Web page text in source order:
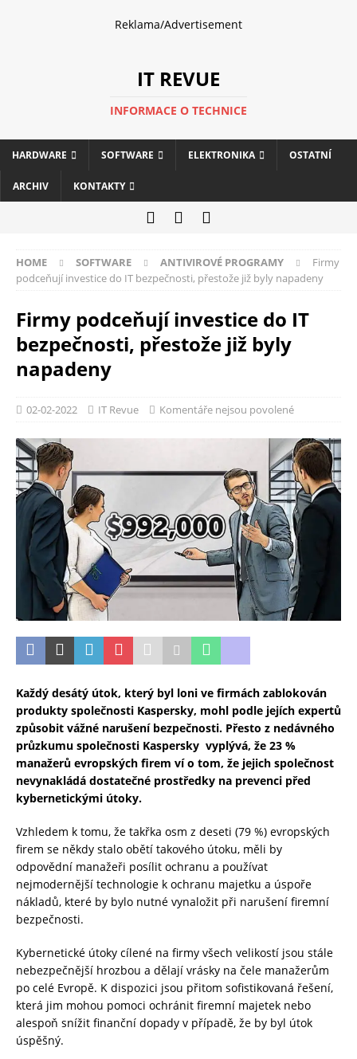
Reklama/Advertisement
IT REVUE
INFORMACE O TECHNICE
HARDWARE SOFTWARE ELEKTRONIKA OSTATNÍ
ARCHIV KONTAKTY
HOME SOFTWARE ANTIVIROVÉ PROGRAMY
Firmy
podceňují investice do IT bezpečnosti, přestože již byly napadeny
Firmy podceňují investice do IT
bezpečnosti, přestože již byly
napadeny
02-02-2022 IT Revue Komentáře nejsou povolené
Každý desátý útok, který byl loni ve firmách zablokován
produkty společnosti Kaspersky, mohl podle jejích expertů
způsobit vážné narušení bezpečnosti. Přesto z nedávného
průzkumu společnosti Kaspersky vyplývá, že 23 %
manažerů evropských firem ví o tom, že jejich společnost
nevynakládá dostatečné prostředky na prevenci před
kybernetickými útoky.
Vzhledem k tomu, že takřka osm z deseti (79 %) evropských
firem se někdy stalo obětí takového útoku, měli by
odpovědní manažeři posílit ochranu a používat
nejmodernější technologie k ochranu majetku a úspoře
nákladů, které by bylo nutné vynaložit při narušení firemní
bezpečnosti.
Kybernetické útoky cílené na firmy všech velikostí jsou stále
nebezpečnější hrozbou a dělají vrásky na čele manažerům
po celé Evropě. K dispozici jsou přitom sofistikovaná řešení,
která jim mohou pomoci ochránit firemní majetek nebo
alespoň snížit finanční dopady v případě, že by byl útok
úspěšný.